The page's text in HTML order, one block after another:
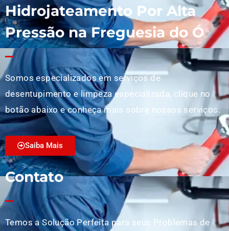
Hidrojateamento Por Alta
Pressão na Freguesia do Ó
Somos especializados em serviços de
desentupimento e limpeza especializada, clique no
botão abaixo e conheça mais sobre nossos serviços.
Saiba Mais
Contato
Temos a Solução Perfeita para seus Problemas de